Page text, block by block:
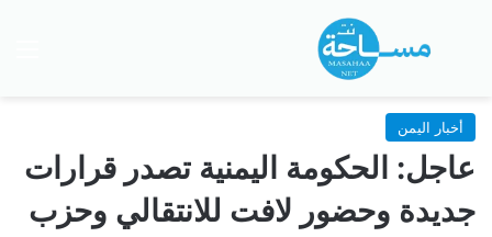
بحث عن
أخبار اليمن
عاجل: الحكومة اليمنية تصدر قرارات
جديدة وحضور لافت للانتقالي وحزب